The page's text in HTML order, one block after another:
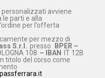
avviene
le parti e alla
per l’offerta
per mezzo di
S.r.l. presso
BPER –
108 – IBAN
IT 12B
titolo del corso come